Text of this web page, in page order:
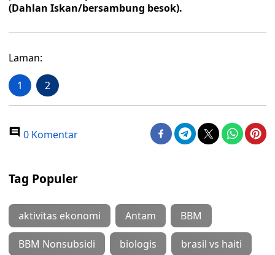
(Dahlan Iskan/bersambung besok).
Laman:
1 2
0 Komentar
Tag Populer
aktivitas ekonomi Antam BBM
BBM Nonsubsidi biologis brasil vs haiti